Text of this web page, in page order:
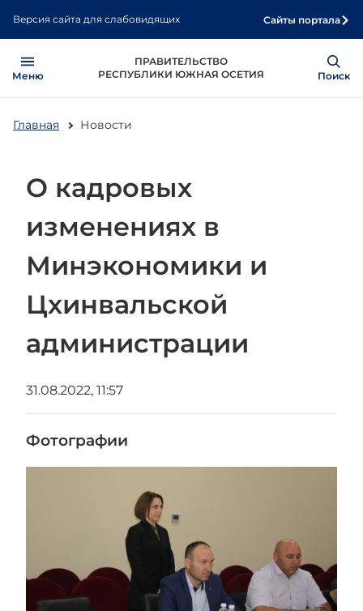
содержанию
Версия сайта для слабовидящих Сайты портала
ПРАВИТЕЛЬСТВО
РЕСПУБЛИКИ ЮЖНАЯ ОСЕТИЯ
Меню
Show
Поиск
Главная Новости
О кадровых
изменениях в
Минэкономики и
Цхинвальской
администрации
31.08.2022, 11:57
Фотографии